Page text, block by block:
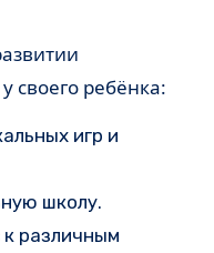
своего ребёнка:
игр и
школу.
различным